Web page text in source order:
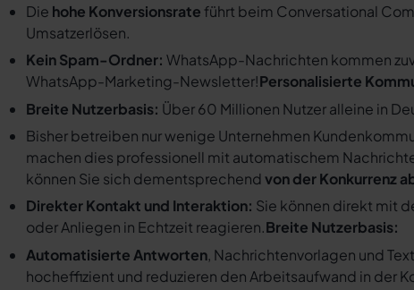
Die hohe Konversionsrate führt beim Conversational
Umsatzerlösen.
Kein Spam-Ordner: WhatsApp-Nachrichten kommen
WhatsApp-Marketing-Newsletter!Personalisierte
Breite Nutzerbasis: Über 60 Millionen Nutzer alleine in
Bisher betreiben nur wenige Unternehmen
machen dies professionell mit automatischem
können Sie sich dementsprechendvon der Konkurrenz
Direkter Kontakt und Interaktion: Sie können direkt mit
oder Anliegen in Echtzeit reagieren.Breite Nutzerbasis:
Automatisierte Antworten, Nachrichtenvorlagen und
hocheffizient und reduzieren den Arbeitsaufwand in der